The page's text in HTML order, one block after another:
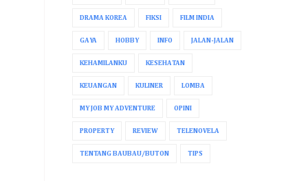
DRAMA KOREA FIKSI FILM INDIA
GAYA HOBBY INFO JALAN-JALAN
KEHAMILANKU KESEHATAN
KEUANGAN KULINER LOMBA
MY JOB MY ADVENTURE OPINI
PROPERTY REVIEW TELENOVELA
TENTANG BAUBAU/BUTON TIPS